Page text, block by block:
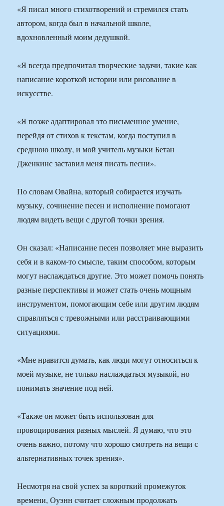
«Я писал много стихотворений и стремился стать
автором, когда был в начальной школе,
вдохновленный моим дедушкой.
«Я всегда предпочитал творческие задачи, такие как
написание короткой истории или рисование в
искусстве.
«Я позже адаптировал это письменное умение,
перейдя от стихов к текстам, когда поступил в
среднюю школу, и мой учитель музыки Бетан
Дженкинс заставил меня писать песни».
По словам Овайна, который собирается изучать
музыку, сочинение песен и исполнение помогают
людям видеть вещи с другой точки зрения.
Он сказал: «Написание песен позволяет мне выразить
себя и в каком-то смысле, таким способом, которым
могут наслаждаться другие. Это может помочь понять
разные перспективы и может стать очень мощным
инструментом, помогающим себе или другим людям
справляться с тревожными или расстраивающими
ситуациями.
«Мне нравится думать, как люди могут относиться к
моей музыке, не только наслаждаться музыкой, но
понимать значение под ней.
«Также он может быть использован для
провоцирования разных мыслей. Я думаю, что это
очень важно, потому что хорошо смотреть на вещи с
альтернативных точек зрения».
Несмотря на свой успех за короткий промежуток
времени, Оуэнн считает сложным продолжать